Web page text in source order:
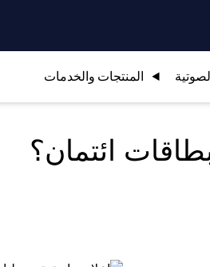
المنتجات والخدمات
ائتمان؟